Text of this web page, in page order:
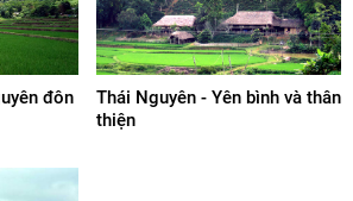
đôn
Thái Nguyên - Yên bình và thân
thiện